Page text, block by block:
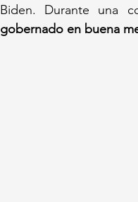
Biden. Durante una
gobernado en buena